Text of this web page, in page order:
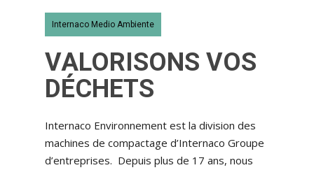
Internaco Medio Ambiente
VALORISONS VOS
DÉCHETS
Internaco Environnement est la division des
machines de compactage d’Internaco Groupe
d’entreprises. Depuis plus de 17 ans, nous